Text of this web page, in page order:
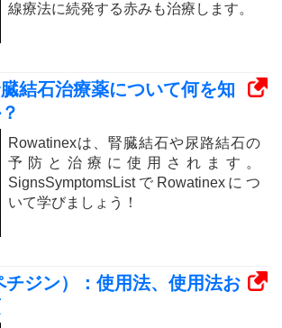
線療法に続発する赤みも治療します。
結石治療薬について何を知
Rowatinexは、腎臓結石や尿路結石の
予防と治療に使用されます。
SignsSymptomsListでRowatinexにつ
いて学びましょう！
ジン）：使用法、使用法お